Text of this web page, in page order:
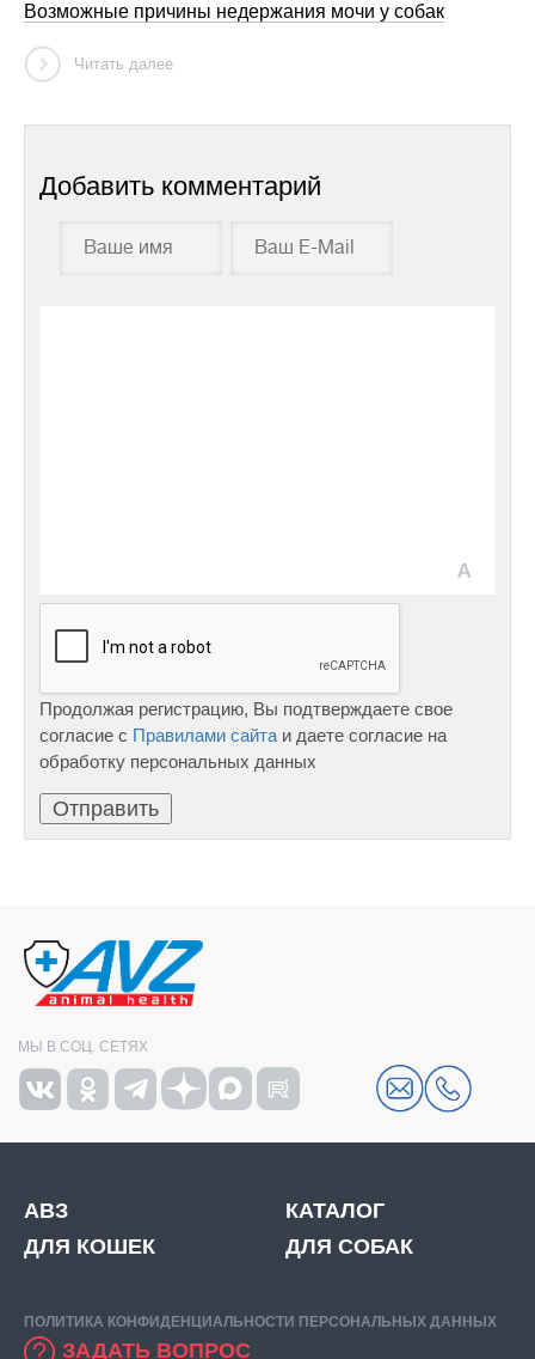
Возможные причины недержания мочи у собак
Читать далее
Добавить комментарий
Продолжая регистрацию, Вы подтверждаете свое
согласие с Правилами сайта и даете согласие на
обработку персональных данных
МЫ В СОЦ. СЕТЯХ
АВЗ
КАТАЛОГ
ДЛЯ КОШЕК
ДЛЯ СОБАК
ПОЛИТИКА КОНФИДЕНЦИАЛЬНОСТИ ПЕРСОНАЛЬНЫХ ДАННЫХ
ЗАДАТЬ ВОПРОС